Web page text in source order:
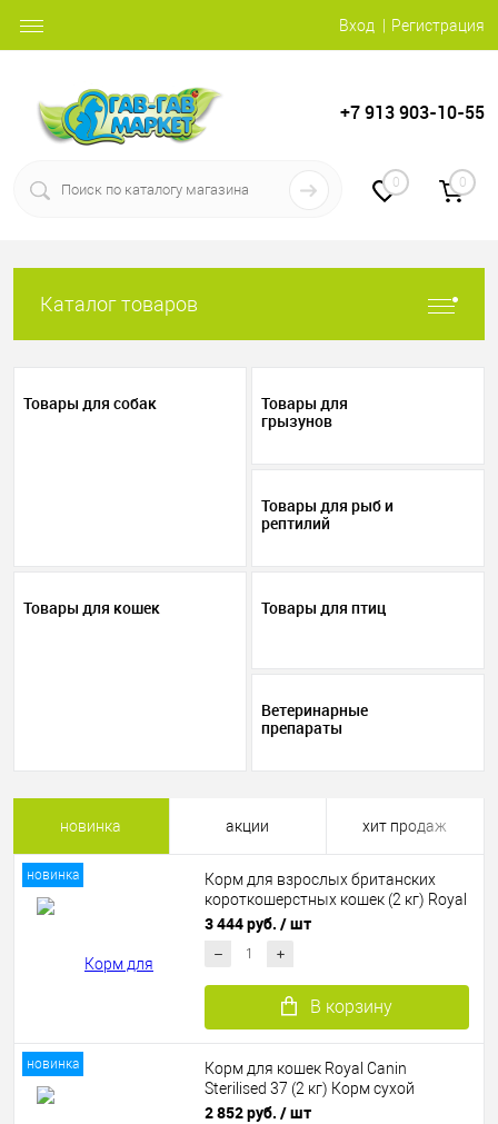
Вход Регистрация
+7 913 903-10-55
0 0
Каталог товаров
Товары для собак
Товары для
грызунов
Товары для рыб и
рептилий
Товары для кошек Товары для птиц
Ветеринарные
препараты
новинка акции хит продаж
новинка
Корм для взрослых британских
короткошерстных кошек (2 кг) Royal
Canin British Shorthair Adult, сухой
3 444 руб. / шт
В корзину
новинка
Корм для кошек Royal Canin
Sterilised 37 (2 кг) Корм сухой
сбалансированный для
2 852 руб. / шт